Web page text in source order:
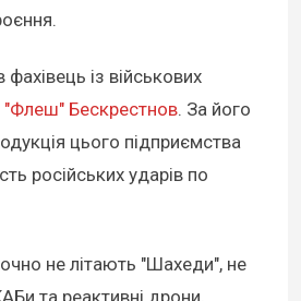
із військових
"Флеш" Бескрестнов. За його
цього підприємства
російських ударів по
не літають "Шахеди", не